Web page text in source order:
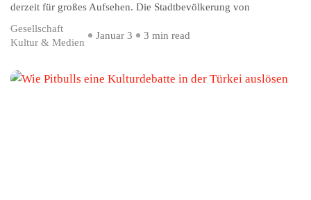
derzeit für großes Aufsehen. Die Stadtbevölkerung von
Gesellschaft
Kultur & Medien
Januar 3 3 min read